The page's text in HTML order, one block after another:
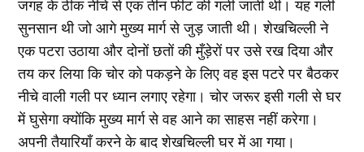
जगह के ठीक नीचे से एक तीन फीट की गली जाती थी। यह गली
सुनसान थी जो आगे मुख्य मार्ग से जुड़ जाती थी। शेखचिल्ली ने
एक पटरा उठाया और दोनों छतों की मुँड़ेरों पर उसे रख दिया और
तय कर लिया कि चोर को पकड़ने के लिए वह इस पटरे पर बैठकर
नीचे वाली गली पर ध्यान लगाए रहेगा। चोर जरूर इसी गली से घर
में घुसेगा क्योंकि मुख्य मार्ग से वह आने का साहस नहीं करेगा।
अपनी तैयारियाँ करने के बाद शेखचिल्ली घर में आ गया।